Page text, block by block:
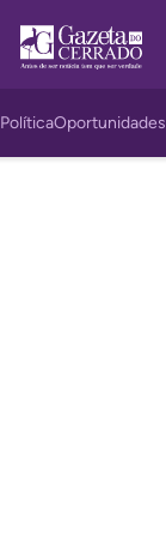
PolíticaOportunidades